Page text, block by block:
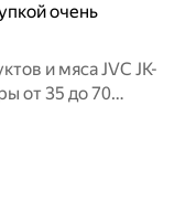
очень
и мяса JVC JK-
от 35 до 70
Вт